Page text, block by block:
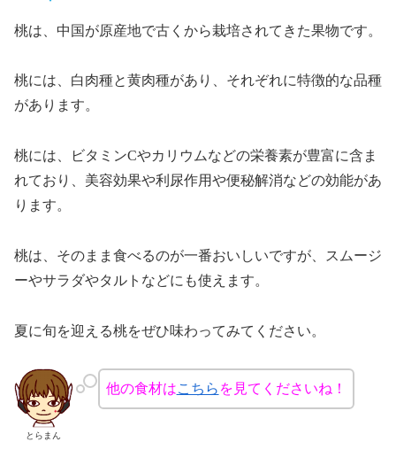
桃は、中国が原産地で古くから栽培されてきた果物です。
桃には、白肉種と黄肉種があり、それぞれに特徴的な品種
があります。
桃には、ビタミンCやカリウムなどの栄養素が豊富に含ま
れており、美容効果や利尿作用や便秘解消などの効能があ
ります。
桃は、そのまま食べるのが一番おいしいですが、スムージ
ーやサラダやタルトなどにも使えます。
夏に旬を迎える桃をぜひ味わってみてください。
とらまん
他の食材はこちら を見てくださいね！